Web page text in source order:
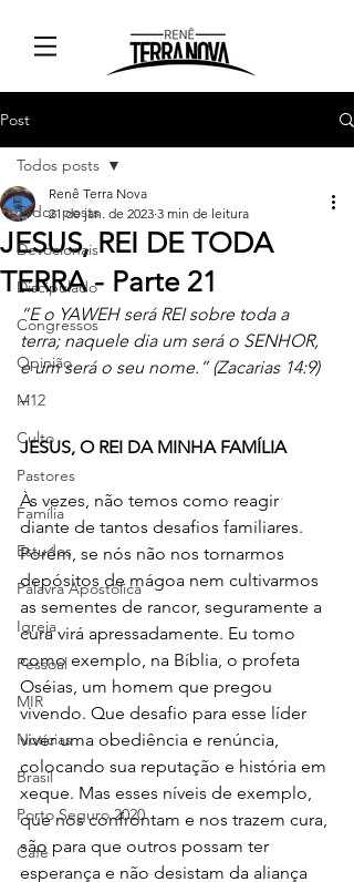
Post
Todos posts
Devocionais
Discipulado
Congressos
Opinião
M12
Culto
Pastores
Família
Estudos
Palavra Apostólica
Igreja
Pessoal
MIR
Notícias
Brasil
Porto Seguro 2020
Café
Todos posts
JESUS, REI DE TODA
TERRA - Parte 21
Renê Terra Nova
21 de jan. de 2023 3 min de leitura
“E o YAWEH será REI sobre toda a
terra; naquele dia um será o SENHOR,
e um será o seu nome.” (Zacarias 14:9)
_
JESUS, O REI DA MINHA FAMÍLIA
Às vezes, não temos como reagir
diante de tantos desafios familiares.
Porém, se nós não nos tornarmos
depósitos de mágoa nem cultivarmos
as sementes de rancor, seguramente a
cura virá apressadamente. Eu tomo
como exemplo, na Bíblia, o profeta
Oséias, um homem que pregou
vivendo. Que desafio para esse líder
viver uma obediência e renúncia,
colocando sua reputação e história em
xeque. Mas esses níveis de exemplo,
que nos confrontam e nos trazem cura,
são para que outros possam ter
esperança e não desistam da aliança